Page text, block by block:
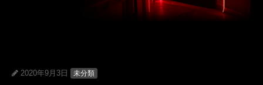
2020年9月3日 未分類